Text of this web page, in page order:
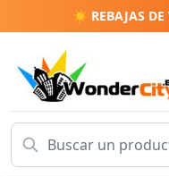
☀️ REBAJAS DE